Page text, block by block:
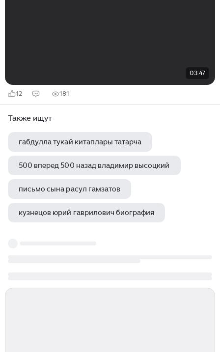
03:47
12 181
Также ищут
габдулла тукай китаплары татарча
500 вперед 500 назад владимир высоцкий
письмо сына расул гамзатов
кузнецов юрий гаврилович биография